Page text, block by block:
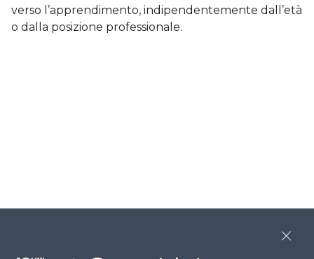
verso l’apprendimento, indipendentemente dall’età
o dalla posizione professionale.